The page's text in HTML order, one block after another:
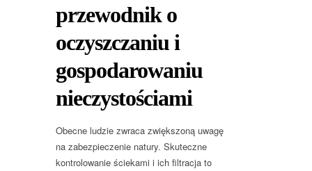
przewodnik o
oczyszczaniu i
gospodarowaniu
nieczystościami
Obecne ludzie zwraca zwiększoną uwagę
na zabezpieczenie natury. Skuteczne
kontrolowanie ściekami i ich filtracja to